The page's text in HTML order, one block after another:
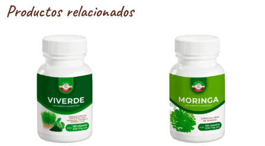
Productos relacionados